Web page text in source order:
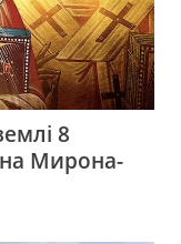
8
Мирона-